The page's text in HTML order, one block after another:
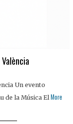
Un evento
de la Música El More